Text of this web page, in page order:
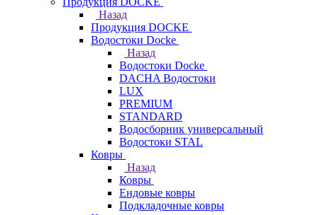
Назад
Продукция DOCKE
Водостоки Docke
Назад
Водостоки Docke
DACHA Водостоки
LUX
PREMIUM
STANDARD
Водосборник универсальный
Водостоки STAL
Ковры
Назад
Ковры
Ендовые ковры
Подкладочные ковры